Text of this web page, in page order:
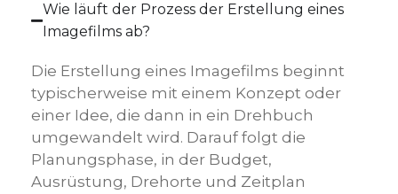
Wie läuft der Prozess der Erstellung eines
Imagefilms ab?
Die Erstellung eines Imagefilms beginnt
typischerweise mit einem Konzept oder
einer Idee, die dann in ein Drehbuch
umgewandelt wird. Darauf folgt die
Planungsphase, in der Budget,
Ausrüstung, Drehorte und Zeitplan